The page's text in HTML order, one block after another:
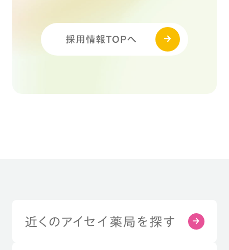
採用情報TOPへ
近くのアイセイ薬局を探す